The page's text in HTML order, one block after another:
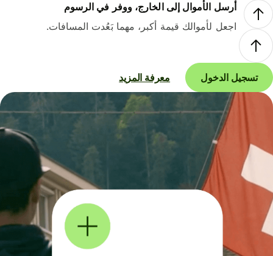
أرسل الأموال إلى الخارج، ووفر في الرسوم
اجعل لأموالك قيمة أكبر، مهما بَعُدت المسافات.
تسجيل الدخول معرفة المزيد